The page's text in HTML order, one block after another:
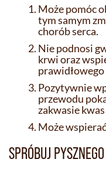
Może pomóc
tym samym
chorób serca.
Nie podnosi
krwi oraz
Pozytywnie
przewodu
zakwasie
Może
SPRÓBUJ